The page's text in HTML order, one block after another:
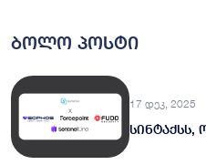
ბოლო პოსტი
17 დეკ, 2025
სინტაქსს,